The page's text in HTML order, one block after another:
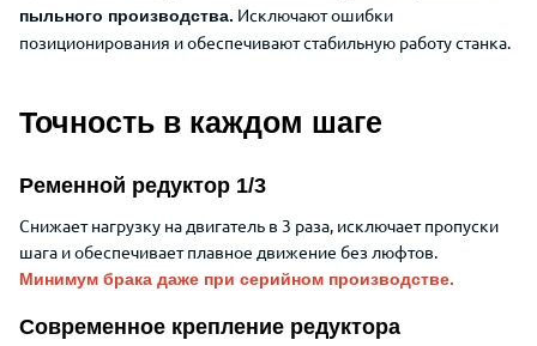
пыльного производства. Исключают ошибки
позиционирования и обеспечивают стабильную работу станка.
Точность в каждом шаге
Ременной редуктор 1/3
Снижает нагрузку на двигатель в 3 раза, исключает пропуски
шага и обеспечивает плавное движение без люфтов.
Минимум брака даже при серийном производстве.
Современное крепление редуктора